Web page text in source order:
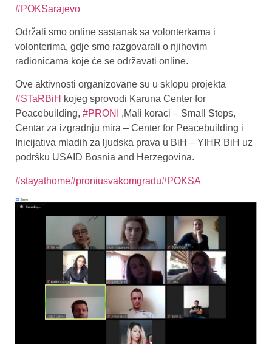
#POKSarajevo
Održali smo online sastanak sa volonterkama i
volonterima, gdje smo razgovarali o njihovim
radionicama koje će se održavati online.
Ove aktivnosti organizovane su u sklopu projekta
#STaRBiH kojeg sprovodi Karuna Center for
Peacebuilding, #PRONI
,Mali koraci – Small Steps,
Centar za izgradnju mira – Center for Peacebuilding i
Inicijativa mladih za ljudska prava u BiH – YIHR BiH uz
podršku USAID Bosnia and Herzegovina.
#stayathome#proniusvakomgradu#POKSA